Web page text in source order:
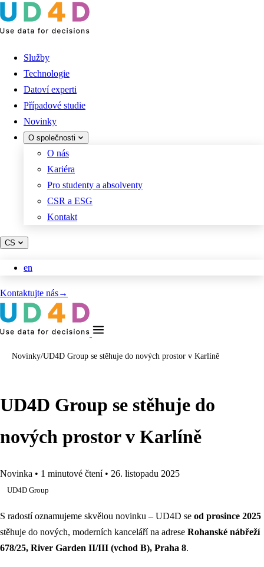
Služby
Technologie
Datoví experti
Případové studie
Novinky
O společnosti
O nás
Kariéra
Pro studenty a absolventy
CSR a ESG
Kontakt
CS
en
Kontaktujte nás→
Novinky/UD4D Group se stěhuje do nových prostor v Karlíně
UD4D Group se stěhuje do
nových prostor v Karlíně
Novinka • 1 minutové čtení • 26. listopadu 2025
UD4D Group
S radostí oznamujeme skvělou novinku – UD4D se od prosince 2025
stěhuje do nových, moderních kanceláří na adrese Rohanské nábřeží
678/25, River Garden II/III (vchod B), Praha 8.